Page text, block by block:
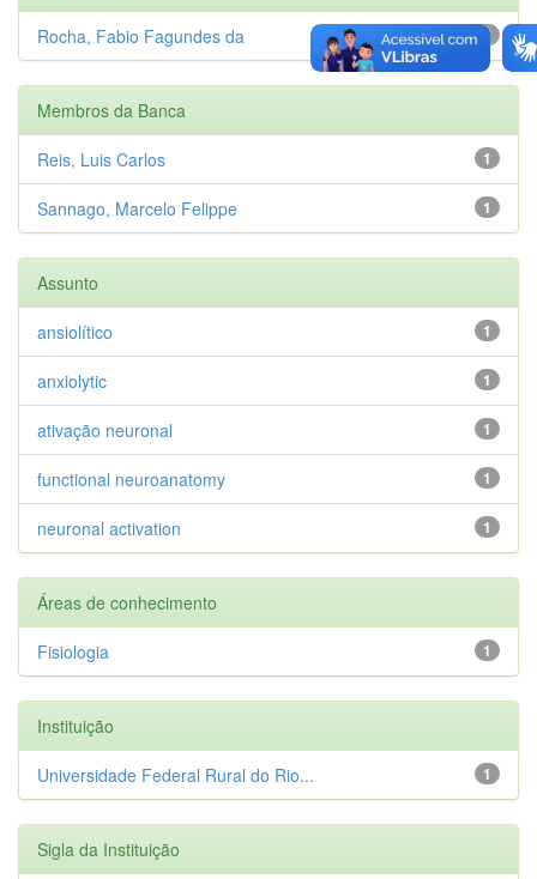
1
Rocha, Fabio Fagundes da
Membros da Banca
1
Reis, Luis Carlos
1
Sannago, Marcelo Felippe
Assunto
1
ansiolítico
1
anxiolytic
1
ativação neuronal
1
functional neuroanatomy
1
neuronal activation
Áreas de conhecimento
1
Fisiologia
Instituição
1
Universidade Federal Rural do Rio...
Sigla da Instituição